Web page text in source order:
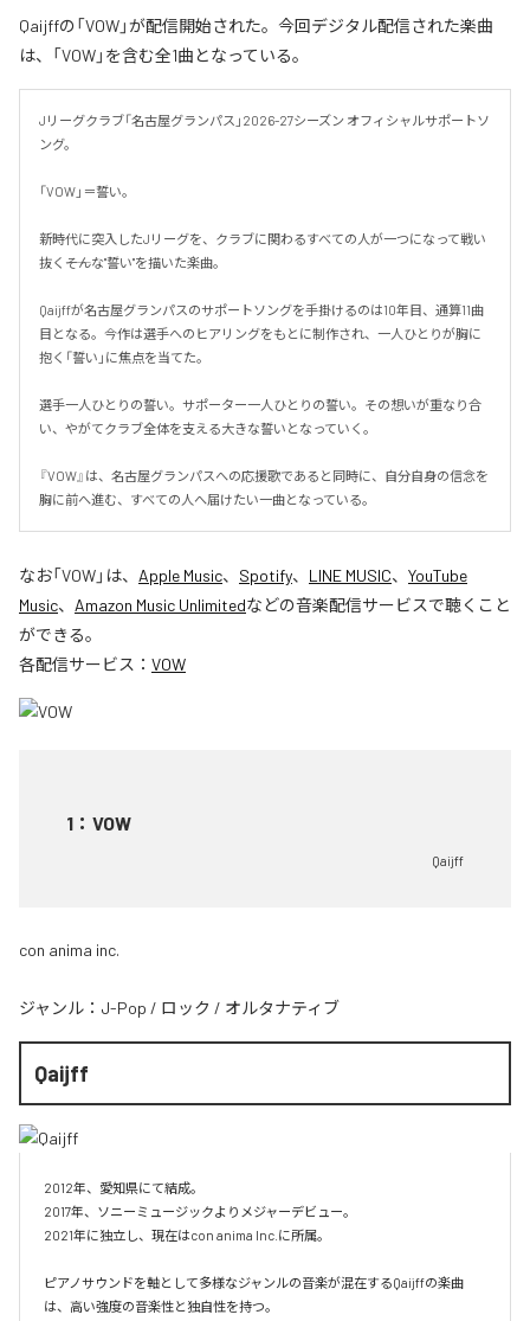
Qaijffの「VOW」が配信開始された。今回デジタル配信された楽曲
は、「VOW」を含む全1曲となっている。
Jリーグクラブ「名古屋グランパス」2026-27シーズン オフィシャルサポートソ
ング。
「VOW」＝誓い。
新時代に突入したJリーグを、クラブに関わるすべての人が一つになって戦い
抜く――そんな"誓い"を描いた楽曲。
Qaijffが名古屋グランパスのサポートソングを手掛けるのは10年目、通算11曲
目となる。今作は選手へのヒアリングをもとに制作され、一人ひとりが胸に
抱く「誓い」に焦点を当てた。
選手一人ひとりの誓い。サポーター一人ひとりの誓い。その想いが重なり合
い、やがてクラブ全体を支える大きな誓いとなっていく。
『VOW』は、名古屋グランパスへの応援歌であると同時に、自分自身の信念を
胸に前へ進む、すべての人へ届けたい一曲となっている。
なお「VOW」は、 Apple Music、 Spotify、 LINE MUSIC、 YouTube
Music、 Amazon Music Unlimitedなどの音楽配信サービスで聴くこと
ができる。
各配信サービス： VOW
1 ： VOW
Qaijff
con anima inc.
ジャンル： J-Pop / ロック / オルタナティブ
Qaijff
2012年、愛知県にて結成。
2017年、ソニーミュージックよりメジャーデビュー。
2021年に独立し、現在はcon anima Inc.に所属。
ピアノサウンドを軸として多様なジャンルの音楽が混在するQaijffの楽曲
は、高い強度の音楽性と独自性を持つ。